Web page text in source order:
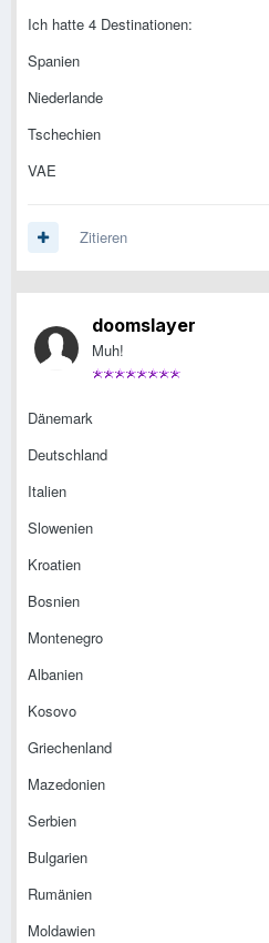
Ich hatte 4 Destinationen:
Spanien
Niederlande
Tschechien
VAE
Zitieren
doomslayer
Muh!
Dänemark
Deutschland
Italien
Slowenien
Kroatien
Bosnien
Montenegro
Albanien
Kosovo
Griechenland
Mazedonien
Serbien
Bulgarien
Rumänien
Moldawien